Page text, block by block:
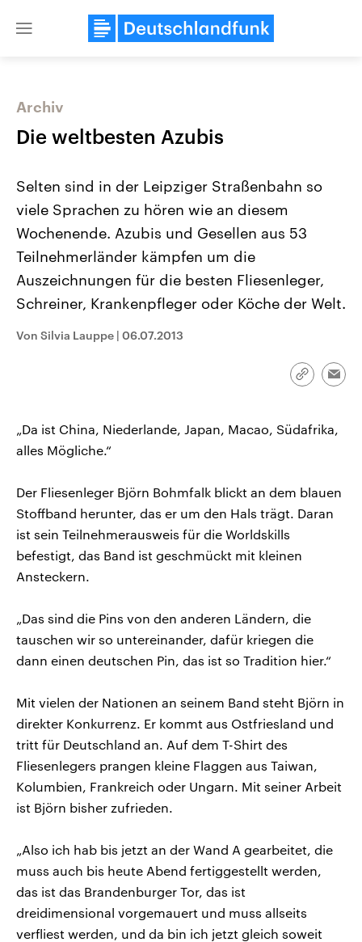
Close
Landtagswahl Sachsen-Anhalt
2026
Alle Informationen
September 2026 einen neuen
Landtag. Seit 2021 wird das
und Kandidaten der anstehenden
Wahl.
USA
Aktuelle Beiträge,
Hintergründe
mit großem Einfluss auf
aktuelle Weltgeschehen.
Audio-Archiv
Archiv
Die weltbesten Azubis
Selten sind in der Leipziger Straßenbahn so
viele Sprachen zu hören wie an diesem
Wochenende. Azubis und Gesellen aus 53
Teilnehmerländer kämpfen um die
Auszeichnungen für die besten Fliesenleger,
Schreiner, Krankenpfleger oder Köche der Welt.
Von Silvia Lauppe | 06.07.2013
Link
„Da ist China, Niederlande, Japan, Macao, Südafrika,
alles Mögliche.“
Der Fliesenleger Björn Bohmfalk blickt an dem blauen
Stoffband herunter, das er um den Hals trägt. Daran
ist sein Teilnehmerausweis für die Worldskills
befestigt, das Band ist geschmückt mit kleinen
Ansteckern.
„Das sind die Pins von den anderen Ländern, die
tauschen wir so untereinander, dafür kriegen die
dann einen deutschen Pin, das ist so Tradition hier.“
Mit vielen der Nationen an seinem Band steht Björn in
direkter Konkurrenz. Er kommt aus Ostfriesland und
tritt für Deutschland an. Auf dem T-Shirt des
Fliesenlegers prangen kleine Flaggen aus Taiwan,
Kolumbien, Frankreich oder Ungarn. Mit seiner Arbeit
ist Björn bisher zufrieden.
„Also ich hab bis jetzt an der Wand A gearbeitet, die
muss auch bis heute Abend fertiggestellt werden,
das ist das Brandenburger Tor, das ist
dreidimensional vorgemauert und muss allseits
verfliest werden, und da bin ich jetzt gleich soweit